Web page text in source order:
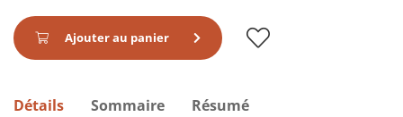
Ajouter au panier
Détails Sommaire Résumé